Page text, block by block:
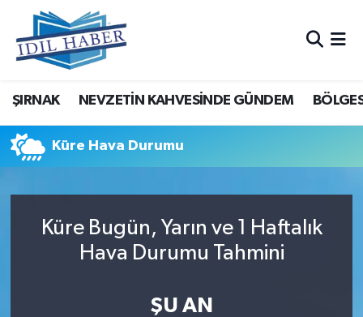
ŞIRNAK NEVZETİN KAHVESİNDE GÜNDEM
Küre Hava Durumu
Küre Bugün, Yarın ve 1 Haftalık
Hava Durumu Tahmini
ŞU AN
Nöbetçi Eczaneler
Hava Durumu
Trafik Durumu
Tüm Manşetler